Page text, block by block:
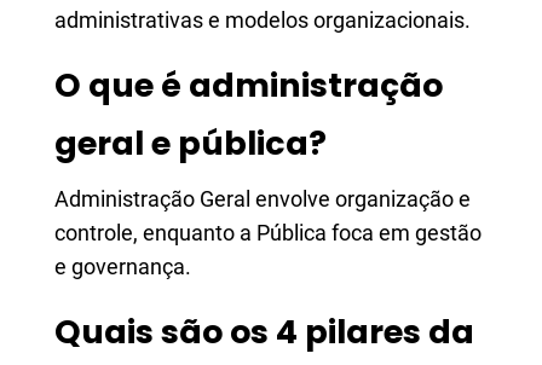
administrativas e modelos organizacionais.
O que é administração
geral e pública?
Administração Geral envolve organização e
controle, enquanto a Pública foca em gestão
e governança.
Quais são os 4 pilares da